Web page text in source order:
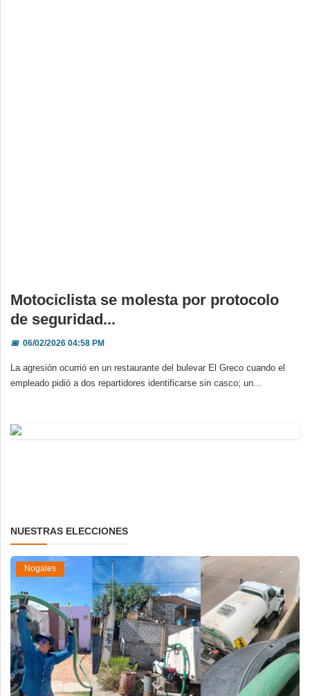
Motociclista se molesta por protocolo
de seguridad...
📅06/02/2026 04:58 PM
La agresión ocurrió en un restaurante del bulevar El Greco cuando el
empleado pidió a dos repartidores identificarse sin casco; un...
NUESTRAS ELECCIONES
Nogales